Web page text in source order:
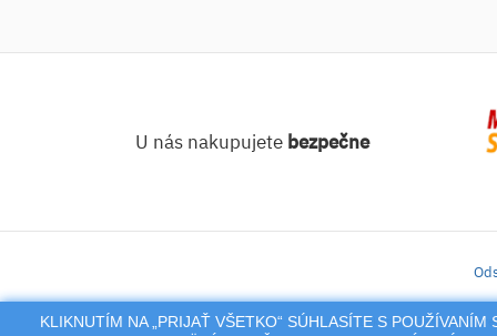
KLIKNUTÍM NA „PRIJAŤ VŠETKO“ SÚHLASÍTE S
U nás nakupujete bezpečne
iLekáreň – Zásielkový